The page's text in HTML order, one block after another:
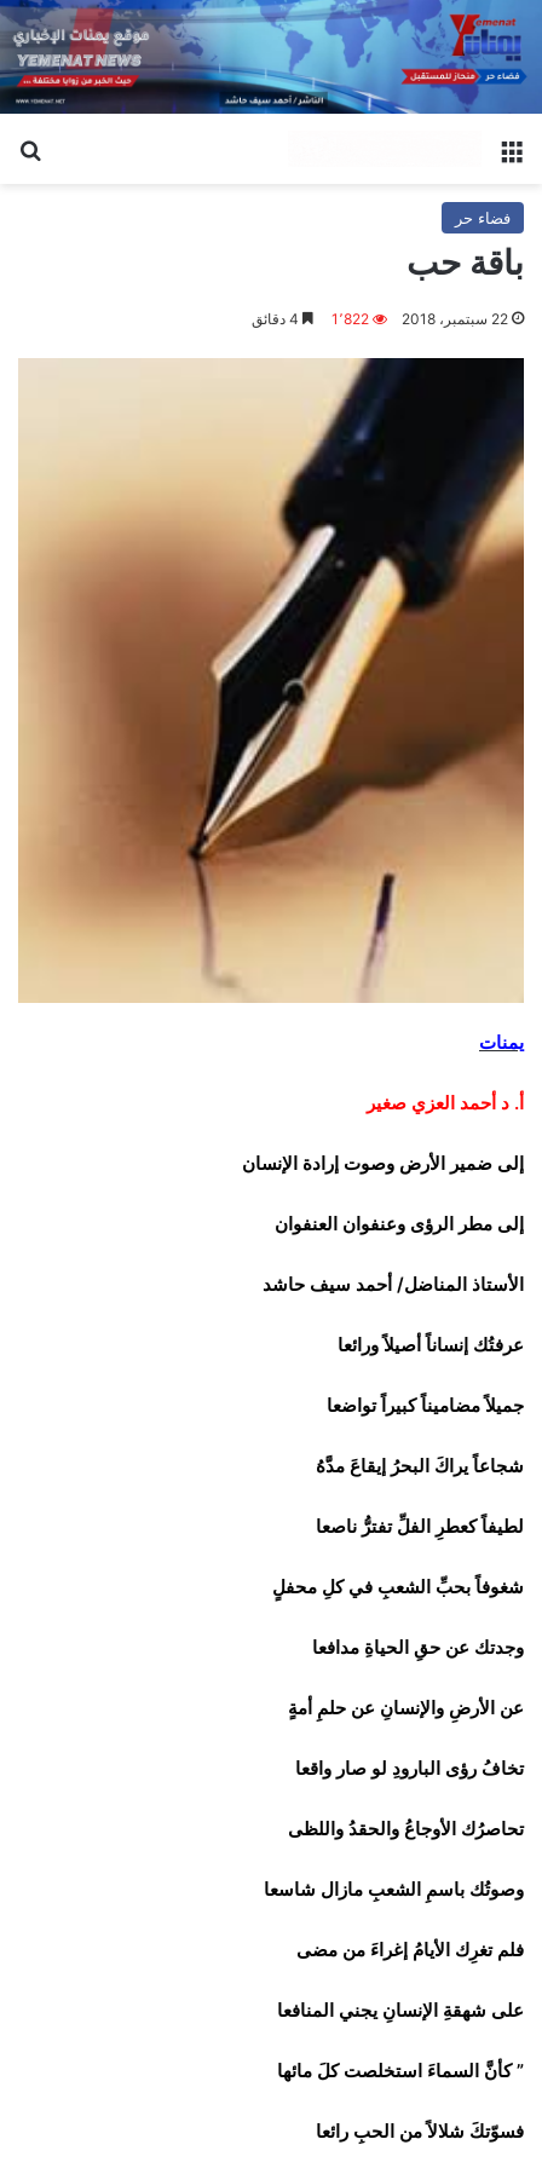
فضاء حر
باقة حب
22 سبتمبر، 2018 1٬822
يمنات
أ. د أحمد العزي صغير
إلى ضمير الأرض وصوت إرادة الإنسان
إلى مطر الرؤى وعنفوان العنفوان
الأستاذ المناضل/ أحمد سيف حاشد
عرفتُك إنساناً أصيلاً ورائعا
جميلاً مضاميناً كبيراً تواضعا
شجاعاً يراكَ البحرُ إيقاعَ مدَّهُ
لطيفاً كعطرِ الفلِّ تفترُّ ناصعا
شغوفاً بحبِّ الشعبِ في كلِ محفلٍ
وجدتك عن حقِ الحياةِ مدافعا
عن الأرضِ والإنسانِ عن حلمِ أمةٍ
تخافُ رؤى البارودِ لو صار واقعا
تحاصرُك الأوجاعُ والحقدُ واللظى
وصوتُك باسمِ الشعبِ مازال شاسعا
فلم تغرِك الأيامُ إغراءَ من مضى
على شهقةِ الإنسانِ يجني المنافعا
” كأنَّ السماءَ استخلصت كلَ مائها
فسوّتكَ شلالاً من الحبِ رائعا